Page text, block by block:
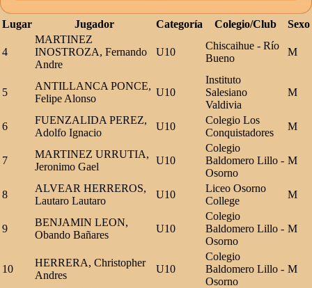
Lugar Jugador Categoría Colegio/Club Sexo
4
MARTINEZ
INOSTROZA, Fernando
Andre
U10
Chiscaihue - Río
Bueno
M
5
ANTILLANCA PONCE,
Felipe Alonso
U10
Instituto
Salesiano
Valdivia
M
6
FUENZALIDA PEREZ,
Adolfo Ignacio
U10
Colegio Los
Conquistadores
M
7
MARTINEZ URRUTIA,
Jeronimo Gael
U10
Colegio
Baldomero Lillo -
Osorno
M
8
ALVEAR HERREROS,
Lautaro Lautaro
U10
Liceo Osorno
College
M
9
BENJAMIN LEON,
Obando Bañares
U10
Colegio
Baldomero Lillo -
Osorno
M
10
HERRERA, Christopher
Andres
U10
Colegio
Baldomero Lillo -
Osorno
M